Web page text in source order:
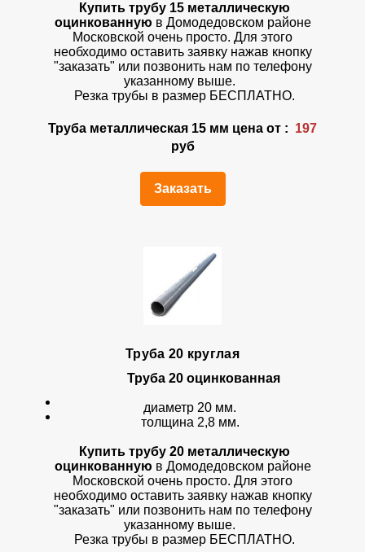
Купить трубу 15 металлическую
оцинкованную в Домодедовском районе
Московской очень просто. Для этого
необходимо оставить заявку нажав кнопку
"заказать" или позвонить нам по телефону
указанному выше.
Резка трубы в размер БЕСПЛАТНО.
Труба металлическая 15 мм цена от : 197
руб
Заказать
Труба 20 круглая
Труба 20 оцинкованная
диаметр 20 мм.
толщина 2,8 мм.
Купить трубу 20 металлическую
оцинкованную в Домодедовском районе
Московской очень просто. Для этого
необходимо оставить заявку нажав кнопку
"заказать" или позвонить нам по телефону
указанному выше.
Резка трубы в размер БЕСПЛАТНО.